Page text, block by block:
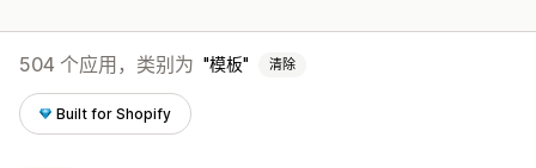
504 个应用，类别为 模板 清除
Built for Shopify